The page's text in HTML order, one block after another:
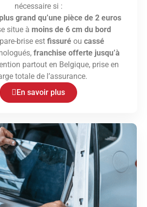
nécessaire si :
plus grand qu’une pièce de 2 euros
situe à moins de 6 cm du bord
brise est fissuré ou cassé
franchise offerte jusqu’à
partout en Belgique, prise en
totale de l’assurance.
En savoir plus